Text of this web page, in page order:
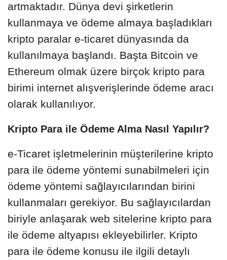
artmaktadır. Dünya devi şirketlerin
kullanmaya ve ödeme almaya başladıkları
kripto paralar e-ticaret dünyasında da
kullanılmaya başlandı. Başta Bitcoin ve
Ethereum olmak üzere birçok kripto para
birimi internet alışverişlerinde ödeme aracı
olarak kullanılıyor.
Kripto Para ile Ödeme Alma Nasıl Yapılır?
e-Ticaret işletmelerinin müşterilerine kripto
para ile ödeme yöntemi sunabilmeleri için
ödeme yöntemi sağlayıcılarından birini
kullanmaları gerekiyor. Bu sağlayıcılardan
biriyle anlaşarak web sitelerine kripto para
ile ödeme altyapısı ekleyebilirler. Kripto
para ile ödeme konusu ile ilgili detaylı